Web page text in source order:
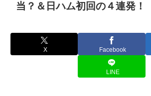
当？＆日ハム初回の４連発！
X Facebook
LINE